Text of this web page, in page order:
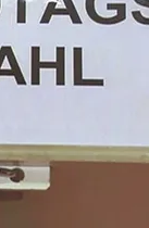
en